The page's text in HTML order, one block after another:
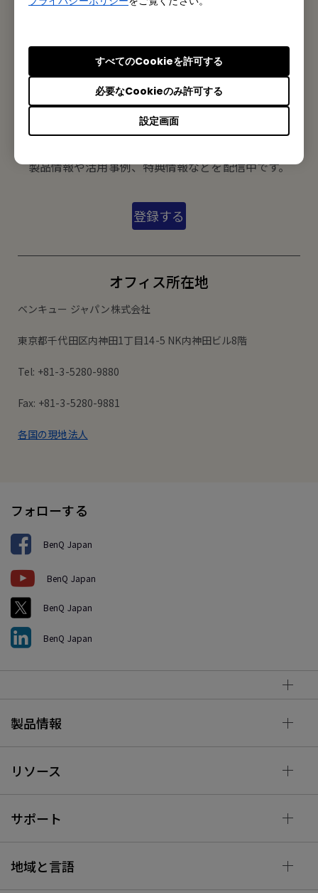
設定画面
必要なCookieのみ許可する
すべてのCookieを許可する
お問い合わせ
メルマガ登録
製品情報や活用事例、特典情報などを配信中です。
登録する
オフィス所在地
ベンキュー ジャパン株式会社
東京都千代田区内神田1丁目14-5 NK内神田ビル8階
Tel: +81-3-5280-9880
Fax: +81-3-5280-9881
各国の現地法人
フォローする
BenQ Japan
BenQ Japan
BenQ Japan
BenQ Japan
製品情報
リソース
サポート
地域と言語